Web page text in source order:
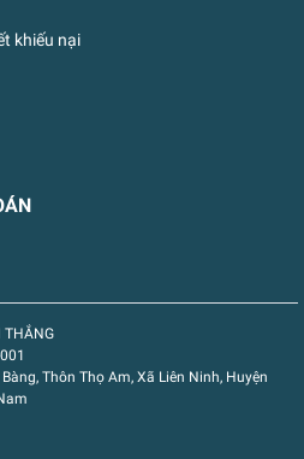
khiếu nại
THẮNG
Thôn Thọ Am, Xã Liên Ninh, Huyện